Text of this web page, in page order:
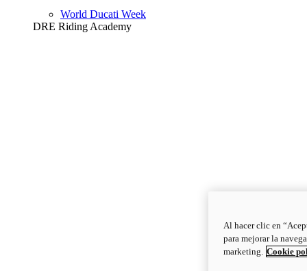
World Ducati Week
DRE Riding Academy
Al hacer clic en
para mejorar la
marketing. Cookie